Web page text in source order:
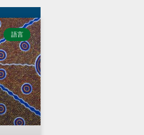
語言